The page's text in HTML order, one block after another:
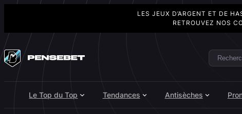
LES JEUX D’ARGENT ET DE
RETROUVEZ NOS
au
contenu
Le Top du Top Tendances Antisèches